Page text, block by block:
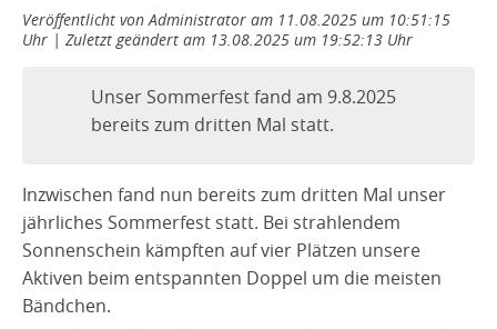
Punktspiele
Clubmeisterschaften
Winterrunde
Neubau
Galerie
Vorstand
Kontakt
Veröffentlicht von Administrator am 11.08.2025 um 10:51:15
Uhr | Zuletzt geändert am 13.08.2025 um 19:52:13 Uhr
Unser Sommerfest fand am 9.8.2025
bereits zum dritten Mal statt.
Inzwischen fand nun bereits zum dritten Mal unser
jährliches Sommerfest statt. Bei strahlendem
Sonnenschein kämpften auf vier Plätzen unsere
Aktiven beim entspannten Doppel um die meisten
Bändchen.